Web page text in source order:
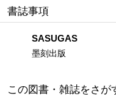
書誌事項
SASUGAS
墨刻出版
この図書・雑誌をさが